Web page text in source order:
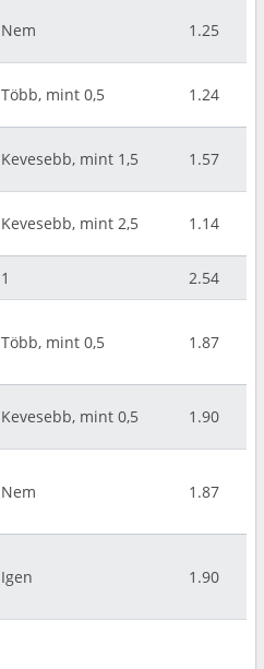
Nem 1.25
Több, mint 0,5 1.24
Kevesebb, mint 1,5 1.57
Kevesebb, mint 2,5 1.14
1 2.54
Több, mint 0,5 1.87
Kevesebb, mint 0,5 1.90
Nem 1.87
Igen 1.90